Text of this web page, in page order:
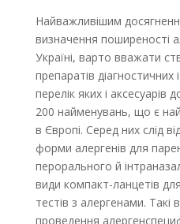
Найважливішим
визначення поширеності
Україні, варто вважати
препаратів діагностичних
перелік яких і аксесуарів
200 найменувань, що є
в Європі. Серед них слід
форми алергенів для
перорального й
види компакт-ланцетів
тестів з алергенами.
проведення